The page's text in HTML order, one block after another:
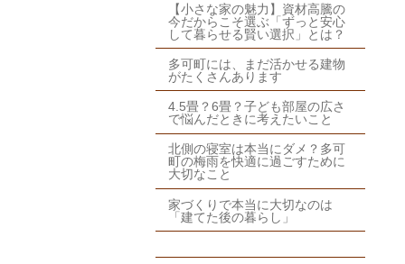
【小さな家の魅力】資材高騰の
今だからこそ選ぶ「ずっと安心
して暮らせる賢い選択」とは？
多可町には、まだ活かせる建物
がたくさんあります
4.5畳？6畳？子ども部屋の広さ
で悩んだときに考えたいこと
北側の寝室は本当にダメ？多可
町の梅雨を快適に過ごすために
大切なこと
家づくりで本当に大切なのは
「建てた後の暮らし」